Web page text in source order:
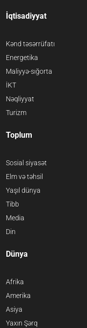
İqtisadiyyat
Kənd təsərrüfatı
Energetika
Maliyyə-sığorta
İKT
Nəqliyyat
Turizm
Toplum
Sosial siyasət
Elm və təhsil
Yaşıl dünya
Tibb
Media
Din
Dünya
Afrika
Amerika
Asiya
Yaxın Şərq